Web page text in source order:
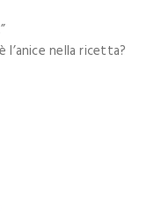
l’anice nella ricetta?